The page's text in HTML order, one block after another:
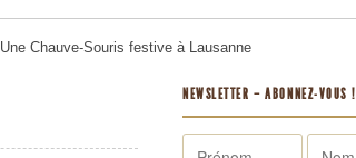
Une Chauve-Souris festive à Lausanne
NEWSLETTER – ABONNEZ-VOUS !